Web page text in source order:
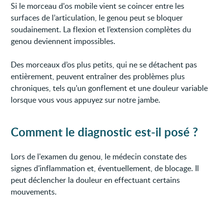
Si le morceau d'os mobile vient se coincer entre les
surfaces de l’articulation, le genou peut se bloquer
soudainement. La flexion et l’extension complètes du
genou deviennent impossibles.
Des morceaux d’os plus petits, qui ne se détachent pas
entièrement, peuvent entraîner des problèmes plus
chroniques, tels qu'un gonflement et une douleur variable
lorsque vous vous appuyez sur notre jambe.
Comment le diagnostic est-il posé ?
Lors de l'examen du genou, le médecin constate des
signes d'inflammation et, éventuellement, de blocage. Il
peut déclencher la douleur en effectuant certains
mouvements.